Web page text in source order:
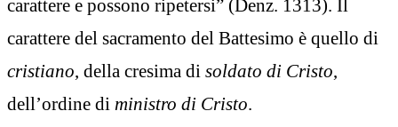
carattere e possono ripetersi” (Denz. 1313). Il
carattere del sacramento del Battesimo è quello di
cristiano , della cresima di soldato di Cristo
dell’ordine di ministro di Cristo